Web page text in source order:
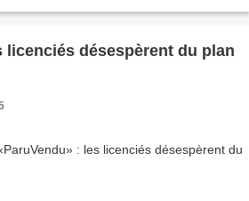
licenciés désespèrent du plan